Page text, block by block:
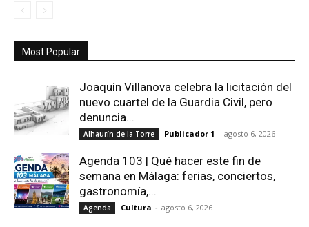
Most Popular
Joaquín Villanova celebra la licitación del
nuevo cuartel de la Guardia Civil, pero
denuncia...
Alhaurín de la Torre Publicador 1 - agosto 6, 2026
Agenda 103 | Qué hacer este fin de
semana en Málaga: ferias, conciertos,
gastronomía,...
Agenda Cultura - agosto 6, 2026